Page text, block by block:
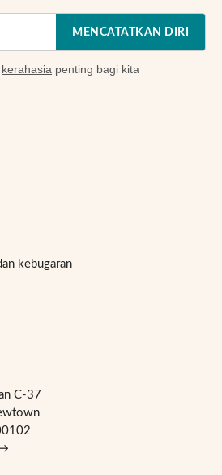
MENCATATKAN DIRI
kerahasia penting bagi kita
kebugaran
C-37